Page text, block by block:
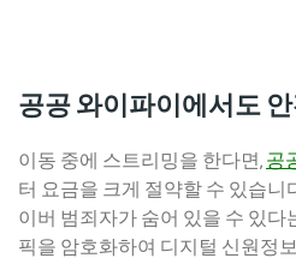
공공 와이파이에서도
이동 중에 스트리밍을 한다면,공
터 요금을 크게 절약할 수 있습
이버 범죄자가 숨어 있을 수 있다
픽을 암호화하여 디지털 신원정